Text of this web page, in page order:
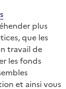
plus
que les
travail de
les fonds
et ainsi vous